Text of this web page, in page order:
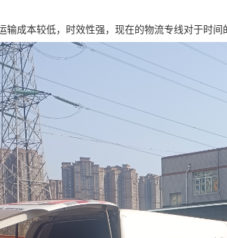
输成本较低，时效性强，现在的物流专线对于时